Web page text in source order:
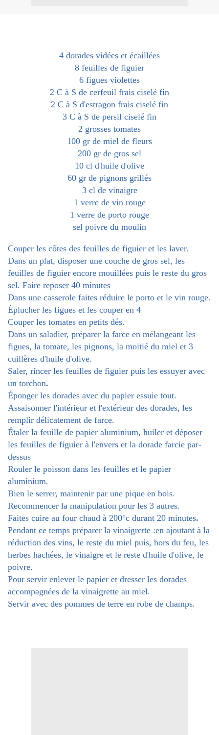
4 dorades vidées et écaillées
8 feuilles de figuier
6 figues violettes
2 C à S de cerfeuil frais ciselé fin
2 C à S d'estragon frais ciselé fin
3 C à S de persil ciselé fin
2 grosses tomates
100 gr de miel de fleurs
200 gr de gros sel
10 cl d'huile d'olive
60 gr de pignons grillés
3 cl de vinaigre
1 verre de vin rouge
1 verre de porto rouge
sel poivre du moulin
Couper les côtes des feuilles de figuier et les laver.
Dans un plat, disposer une couche de gros sel, les
feuilles de figuier encore mouillées puis le reste du gros
sel. Faire reposer 40 minutes
Dans une casserole faites réduire le porto et le vin rouge.
Éplucher les figues et les couper en 4
Couper les tomates en petits dés.
Dans un saladier, préparer la farce en mélangeant les
figues, la tomate, les pignons, la moitié du miel et 3
cuillères d'huile d'olive.
Saler, rincer les feuilles de figuier puis les essuyer avec
un torchon.
Éponger les dorades avec du papier essuie tout.
Assaisonner l'intérieur et l'extérieur des dorades, les
remplir délicatement de farce.
Étaler la feuille de papier aluminium, huiler et déposer
les feuilles de figuier à l'envers et la dorade farcie par-
dessus
Rouler le poisson dans les feuilles et le papier
aluminium.
Bien le serrer, maintenir par une pique en bois.
Recommencer la manipulation pour les 3 autres.
Faites cuire au four chaud à 200°c durant 20 minutes.
Pendant ce temps préparer la vinaigrette :en ajoutant à la
réduction des vins, le reste du miel puis, hors du feu, les
herbes hachées, le vinaigre et le reste d'huile d'olive, le
poivre.
Pour servir enlever le papier et dresser les dorades
accompagnées de la vinaigrette au miel.
Servir avec des pommes de terre en robe de champs.